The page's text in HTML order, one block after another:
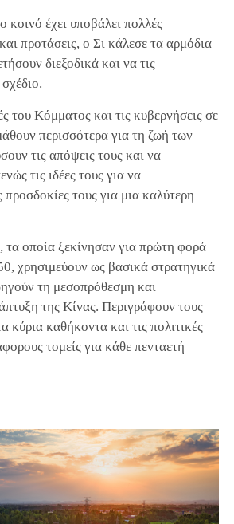
κοινό έχει υποβάλει πολλές
προτάσεις, ο Σι κάλεσε τα αρμόδια
διεξοδικά και να τις
του Κόμματος και τις κυβερνήσεις σε
περισσότερα για τη ζωή των
τις απόψεις τους και να
τις ιδέες τους για να
προσδοκίες τους για μια καλύτερη
τα οποία ξεκίνησαν για πρώτη φορά
χρησιμεύουν ως βασικά στρατηγικά
τη μεσοπρόθεσμη και
της Κίνας. Περιγράφουν τους
κύρια καθήκοντα και τις πολιτικές
τομείς για κάθε πενταετή